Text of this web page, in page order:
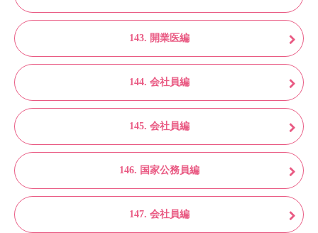
143. 開業医編
144. 会社員編
145. 会社員編
146. 国家公務員編
147. 会社員編